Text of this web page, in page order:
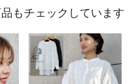
もチェックしています